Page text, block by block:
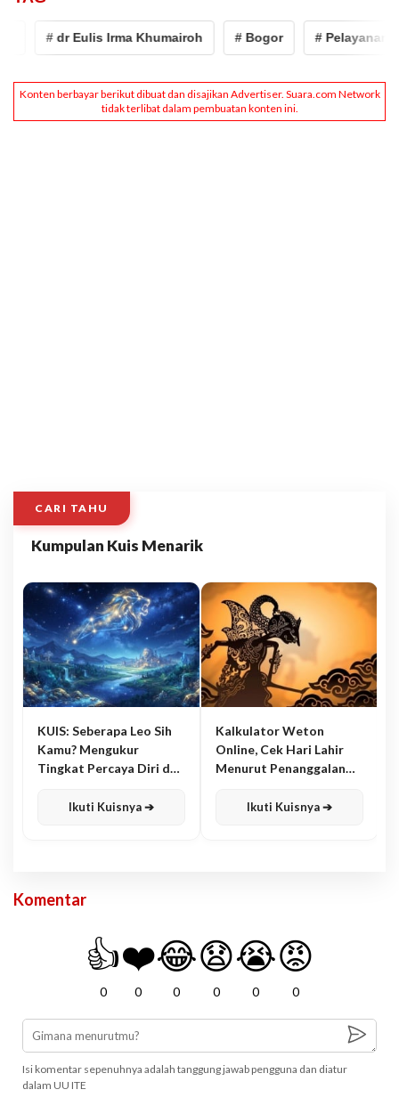
# dr Eulis Irma Khumairoh # Bogor # Pelayanan
CARI TAHU
Kumpulan Kuis Menarik
KUIS: Seberapa Leo Sih
Kamu? Mengukur
Tingkat Percaya Diri dan
Ikuti Kuisnya ➔
Kalkulator Weton
Online, Cek Hari Lahir
Menurut Penanggalan
Ikuti Kuisnya ➔
Komentar
👍
0
❤️
0
😂
0
😧
0
😭
0
😡
0
Isi komentar sepenuhnya adalah tanggung jawab pengguna dan diatur
dalam UU ITE